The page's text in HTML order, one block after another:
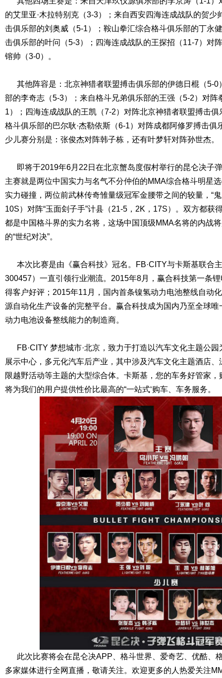
的艾里亚·木拉特别克（3-3）；来自西安四海连成战队的贺少
击俱乐部的刘奥威（5-1）；鞍山拳汇综合格斗俱乐部的丁永
击俱乐部的叶问（5-3）；四海连成战队的王探招（11-7）对
镕帅（3-0）。
其他阵容是：北京神猎者联盟搏击俱乐部的伊德日棍（5-0
部的李奇志（5-3）；来自格斗兄弟俱乐部的王强（5-2）对阵
1）；四海连成战队的王凯（7-2）对阵北京神猎者联盟搏击
格斗俱乐部的巴尔耿·杰勒依斯（6-1）对阵成都阿修罗搏击俱
少儿赛分别是：张俊杰对阵韩子栋，还有叶梦轩对阵孙世杰。
即将于2019年6月22日在北京蟹岛度假村举行的昆仑决子
主赛就是两位中国实力与名气不分仲伯的MMA综合格斗明星
实力碰撞，两位前武林传奇雏量级冠军金腰带之间的较量，“
10S）对阵“玉面刽子手”计县（21-5，2K，17S）。双方都获
都是中国格斗界的实力名将，这场中国顶级MMA名将的内战
的“世纪对决”。
本次比赛是由《赢合科技》冠名。FB·CITY与卡斯基联合
300457）一直引领行业潮流。2015年8月，赢合科技第一条
得客户好评；2015年11月，国内首条镍氢动力电池整线自动
源自动化生产设备的完整平台。赢合科技成为国内乃至全球
动力电池设备整线能力的制造商。
FB·CITY 梦想城市·北京，致力于打造以汽车文化主题公园
展示中心，多元化汽车后产业，其中涉及汽车文化主题酒店
限越野活动等主题的大型综合体。卡斯基，您的车务好管家
将为我们的用户提供性价比最高的“一站式‘购车、车务服务。
此次比赛将会在昆仑决APP、格斗世界、爱奇艺、优酷、
多家媒体进行全网直播，敬请关注。欢迎更多的人热爱关注